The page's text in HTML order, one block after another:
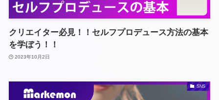
クリエイター必見！！セルフプロデュース方法の基本
を学ぼう！！
2023年10月2日
SNS